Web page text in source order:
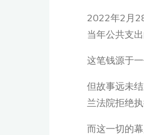
2022年2月
当年公共支
这笔钱源于
但故事远未
兰法院拒绝
而这一切的